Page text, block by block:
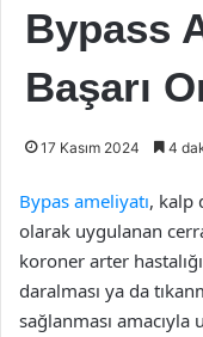
Bypass
Başarı
17 Kasım 2024 4
Bypas ameliyatı, kalp
olarak uygulanan
koroner arter
daralması ya da
sağlanması amacıyla